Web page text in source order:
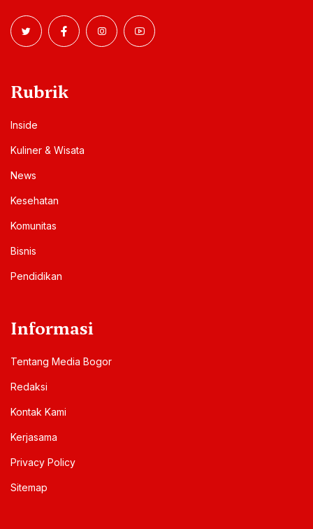
Rubrik
Inside
Kuliner & Wisata
News
Kesehatan
Komunitas
Bisnis
Pendidikan
Informasi
Tentang Media Bogor
Redaksi
Kontak Kami
Kerjasama
Privacy Policy
Sitemap